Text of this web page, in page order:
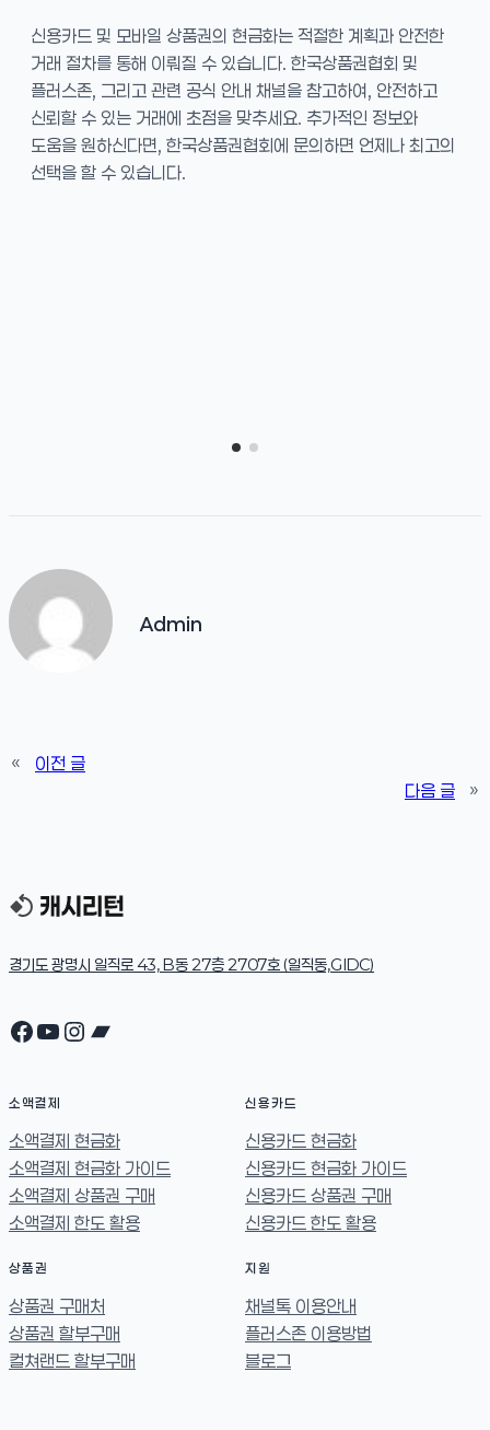
신용카드 및 모바일 상품권의 현금화는 적절한 계획과 안전한
거래 절차를 통해 이뤄질 수 있습니다. 한국상품권협회 및
플러스존, 그리고 관련 공식 안내 채널을 참고하여, 안전하고
신뢰할 수 있는 거래에 초점을 맞추세요. 추가적인 정보와
도움을 원하신다면, 한국상품권협회에 문의하면 언제나 최고의
선택을 할 수 있습니다.
Admin
«
이전 글
다음 글
»
경기도 광명시 일직로 43, B동 27층 2707호 (일직동,GIDC)
Facebook
YouTube
Instagram
Bandcamp
소액결제
소액결제 현금화
소액결제 현금화 가이드
소액결제 상품권 구매
소액결제 한도 활용
신용카드
신용카드 현금화
신용카드 현금화 가이드
신용카드 상품권 구매
신용카드 한도 활용
상품권
상품권 구매처
상품권 할부구매
컬쳐랜드 할부구매
지원
채널톡 이용안내
플러스존 이용방법
블로그